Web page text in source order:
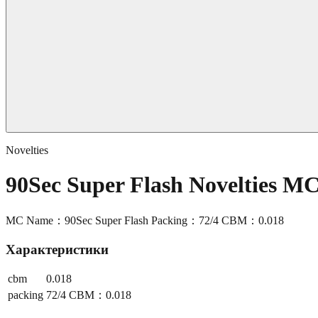
Novelties
90Sec Super Flash Novelties
MC Name：90Sec Super Flash Packing：72/4 CBM：0.018
Характеристики
cbm
0.018
packing 72/4 CBM：0.018